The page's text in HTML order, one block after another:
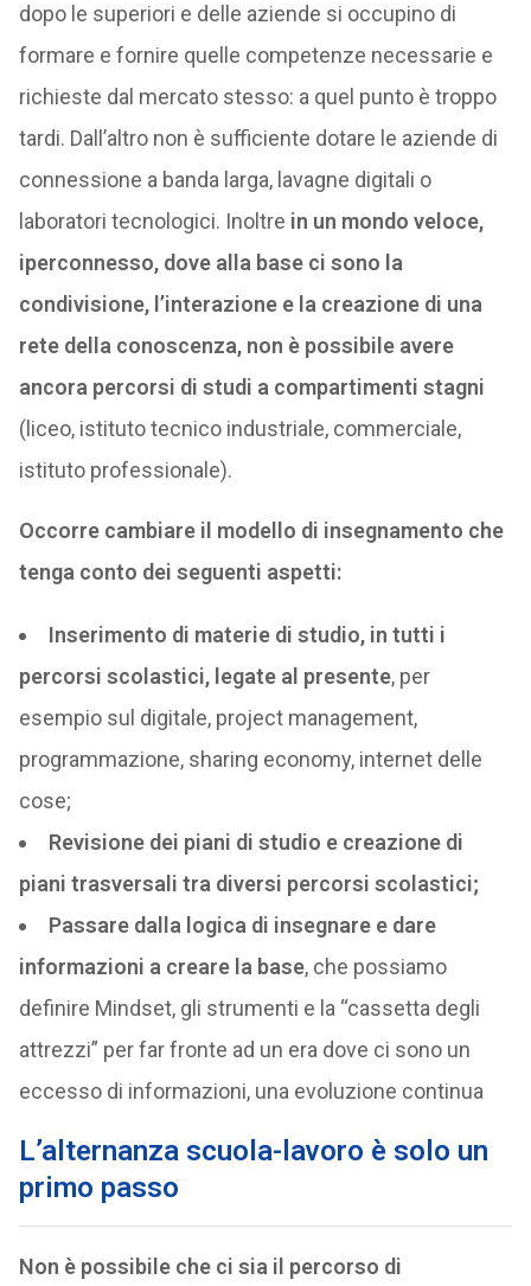
dopo le superiori e delle aziende si occupino di
formare e fornire quelle competenze necessarie e
richieste dal mercato stesso: a quel punto è troppo
tardi. Dall’altro non è sufficiente dotare le aziende di
connessione a banda larga, lavagne digitali o
laboratori tecnologici. Inoltre in un mondo veloce,
iperconnesso, dove alla base ci sono la
condivisione, l’interazione e la creazione di una
rete della conoscenza, non è possibile avere
ancora percorsi di studi a compartimenti stagni
(liceo, istituto tecnico industriale, commerciale,
istituto professionale).
Occorre cambiare il modello di insegnamento che
tenga conto dei seguenti aspetti:
Inserimento di materie di studio, in tutti i
percorsi scolastici, legate al presente, per
esempio sul digitale, project management,
programmazione, sharing economy, internet delle
cose;
Revisione dei piani di studio e creazione di
piani trasversali tra diversi percorsi scolastici;
Passare dalla logica di insegnare e dare
informazioni a creare la base, che possiamo
definire Mindset, gli strumenti e la “cassetta degli
attrezzi” per far fronte ad un era dove ci sono un
eccesso di informazioni, una evoluzione continua
L’alternanza scuola-lavoro è solo un
primo passo
Non è possibile che ci sia il percorso di